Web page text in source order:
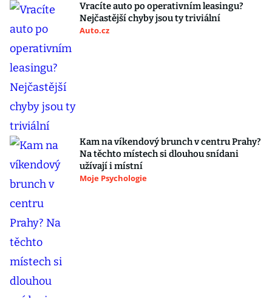
Vracíte auto po operativním leasingu?
Nejčastější chyby jsou ty triviální
Auto.cz
Kam na víkendový brunch v centru Prahy?
Na těchto místech si dlouhou snídani
užívají i místní
Moje Psychologie